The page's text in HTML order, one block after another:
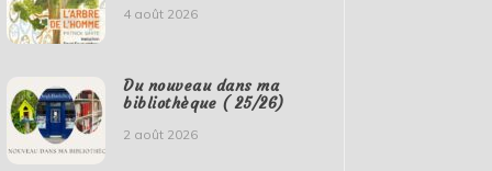
4 août 2026
Du nouveau dans ma
bibliothèque ( 25/26)
2 août 2026